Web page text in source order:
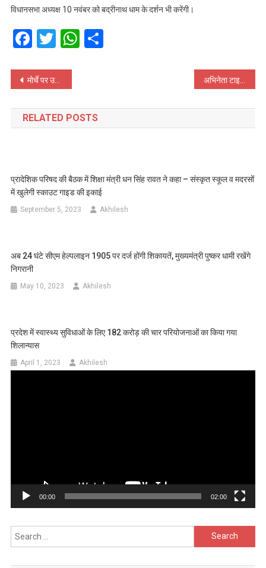
विधानसभा अध्यक्ष 10 नवंबर को बद्रीनाथ धाम के दर्शन भी करेंगी।
Facebook
TwitterWhatsApp
Share
Post
navigation
मोर्चे पर उत्‍तराखंड के सीएम और उनके मंत्री, जनसंपर्क अभियान में की भागीदारी, मांगे वोट
RELATED POSTS
प्रादेशिक परिषद की बैठक में शिक्षा मंत्री धन सिंह रावत ने कहा – संस्कृत स्कूल व मदरसों
में खुलेगी स्काउट गाइड की इकाई
September 5, 2023 Akhilesh
अब 24 घंटे सीएम हेल्पलाइन 1905 पर दर्ज होंगी शिकायतें, मुख्यमंत्री पुष्कर धामी रखेंगे
निगरानी
May 10, 2023 Akhilesh
प्रदेश में स्वास्थ्य सुविधाओं के लिए 182 करोड़ की चार परियोजनाओं का किया गया
शिलान्यास
April 1, 2023 Akhilesh
00:00 02:00
Search
for: